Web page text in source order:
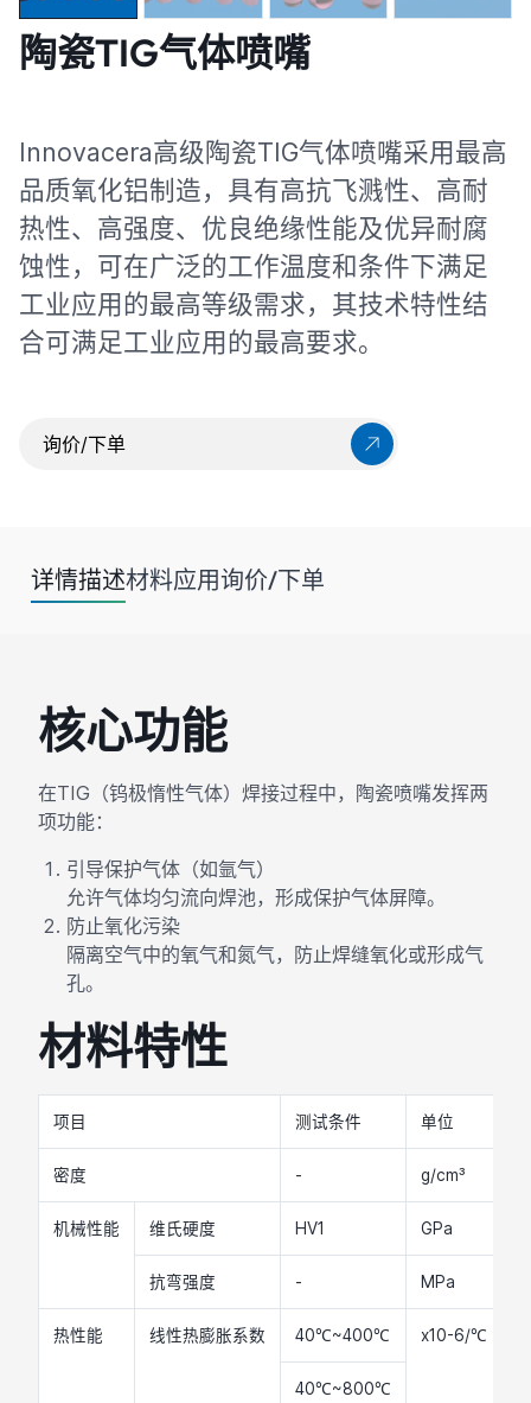
陶瓷TIG气体喷嘴
Innovacera高级陶瓷TIG气体喷嘴采用最高
品质氧化铝制造，具有高抗飞溅性、高耐
热性、高强度、优良绝缘性能及优异耐腐
蚀性，可在广泛的工作温度和条件下满足
工业应用的最高等级需求，其技术特性结
合可满足工业应用的最高要求。
询价/下单
详情描述材料应用询价/下单
核心功能
在TIG（钨极惰性气体）焊接过程中，陶瓷喷嘴发挥两
项功能：
引导保护气体（如氩气）
允许气体均匀流向焊池，形成保护气体屏障。
防止氧化污染
隔离空气中的氧气和氮气，防止焊缝氧化或形成气
孔。
材料特性
项目 测试条件 单位
密度 - g/cm³
机械性能 维氏硬度 HV1 GPa
抗弯强度 - MPa
热性能 线性热膨胀系数 40℃~400℃ x10-6/℃
40℃~800℃